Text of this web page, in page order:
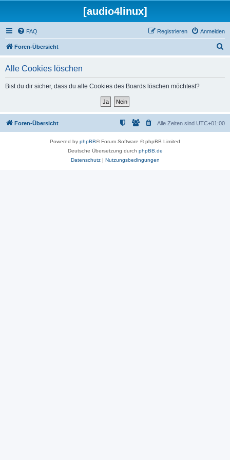
[audio4linux]
FAQ Anmelden
Registrieren
Foren-Übersicht
Alle Cookies löschen
Bist du dir sicher, dass du alle Cookies des Boards löschen möchtest?
Foren-Übersicht Alle Zeiten sind UTC+01:00
Powered by phpBB® Forum Software © phpBB Limited
Deutsche Übersetzung durch phpBB.de
Datenschutz| Nutzungsbedingungen